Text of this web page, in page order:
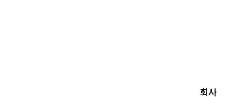
회사